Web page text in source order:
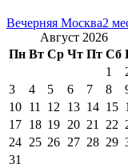
Вечерняя Москва2
Август 2026
Пн Вт Ср Чт Пт Сб
1
3
4 5 6 7 8
10 11 12 13 14 15
17 18 19 20 21 22
24 25 26 27 28 29
31